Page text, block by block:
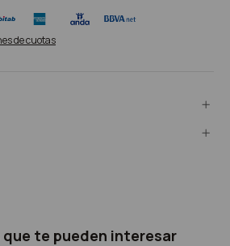
de cuotas
te pueden interesar